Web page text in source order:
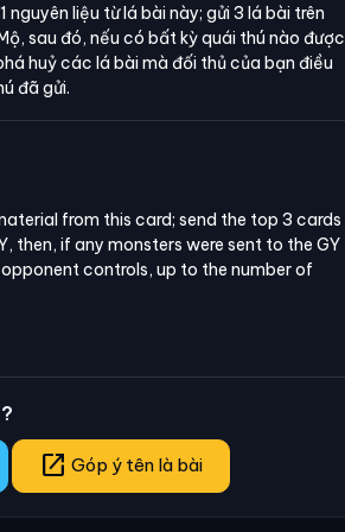
liệu từ lá bài này; gửi 3 lá bài trên
sau đó, nếu có bất kỳ quái thú nào được
huỷ các lá bài mà đối thủ của bạn điều
đã gửi.
from this card; send the top 3 cards
then, if any monsters were sent to the GY
controls, up to the number of
open_in_new Góp ý tên là bài